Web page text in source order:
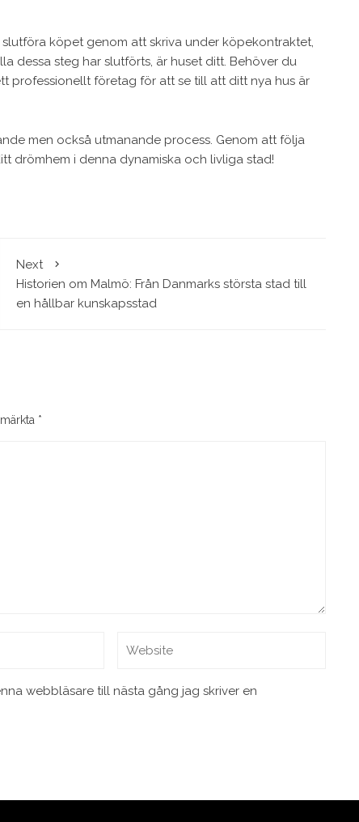
köpet genom att skriva under köpekontraktet,
dessa steg har slutförts, är huset ditt. Behöver du
professionellt företag för att se till att ditt nya hus är
men också utmanande process. Genom att följa
drömhem i denna dynamiska och livliga stad!
Next
Historien om Malmö: Från Danmarks största stad till
en hållbar kunskapsstad
*
webbläsare till nästa gång jag skriver en